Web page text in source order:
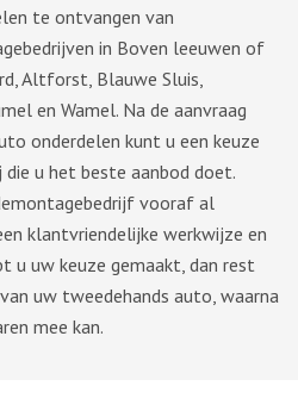
te ontvangen van
in Boven leeuwen of
Altforst, Blauwe Sluis,
en Wamel. Na de aanvraag
onderdelen kunt u een keuze
u het beste aanbod doet.
vooraf al
klantvriendelijke werkwijze en
u uw keuze gemaakt, dan rest
uw tweedehands auto, waarna
mee kan.